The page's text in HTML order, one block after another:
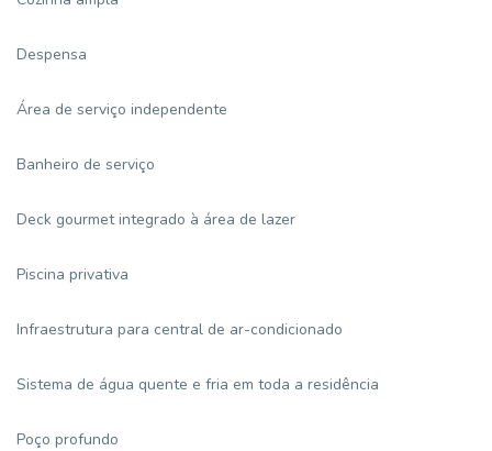
Despensa
Área de serviço independente
Banheiro de serviço
Deck gourmet integrado à área de lazer
Piscina privativa
Infraestrutura para central de ar-condicionado
Sistema de água quente e fria em toda a residência
Poço profundo